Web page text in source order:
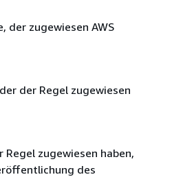
der zugewiesen AWS
der Regel zugewiesen
Regel zugewiesen haben,
des